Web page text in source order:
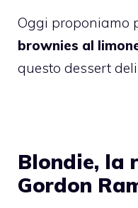
Oggi proponiamo
brownies al
questo dessert
Blondie, la
Gordon